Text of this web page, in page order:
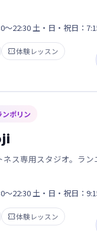
～22:30 土・日・祝日：
体験レッスン
ンポリン
ス専用スタジオ。ラ
～22:30 土・日・祝日：
体験レッスン